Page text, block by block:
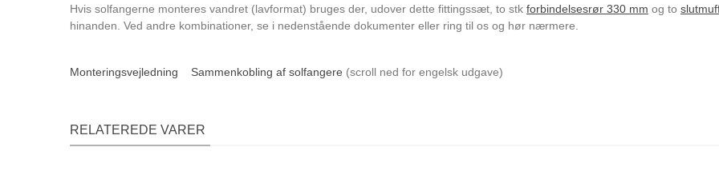
Hvis solfangerne monteres vandret (lavformat) bruges der, udover dette fittingssæt, to stk forbindelsesrør 330 mm og to
hinanden. Ved andre kombinationer, se i nedenstående dokumenter eller ring til os og hør nærmere.
Monteringsvejledning Sammenkobling af solfangere (scroll ned for engelsk udgave)
RELATEREDE VARER